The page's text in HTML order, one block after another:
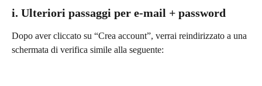
i. Ulteriori passaggi per e-mail + password
Dopo aver cliccato su “Crea account”, verrai reindirizzato a una
schermata di verifica simile alla seguente: